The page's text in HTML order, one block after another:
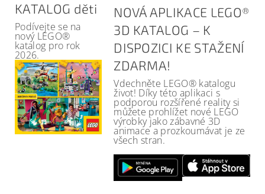
KATALOG děti
Podívejte se na
nový LEGO®
katalog pro rok
2026.
NOVÁ APLIKACE LEGO®
3D KATALOG – K
DISPOZICI KE STAŽENÍ
ZDARMA!
Vdechněte LEGO® katalogu
život! Díky této aplikaci s
podporou rozšířené reality si
můžete prohlížet nové LEGO
výrobky jako zábavné 3D
animace a prozkoumávat je ze
všech stran.